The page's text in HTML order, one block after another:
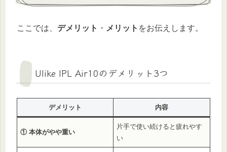
ここでは、 デメリット ・ メリット をお伝えします。
Ulike IPL Air10のデメリット3つ
デメリット 内容
① 本体がやや重い
片手で使い続けると疲れやす
い